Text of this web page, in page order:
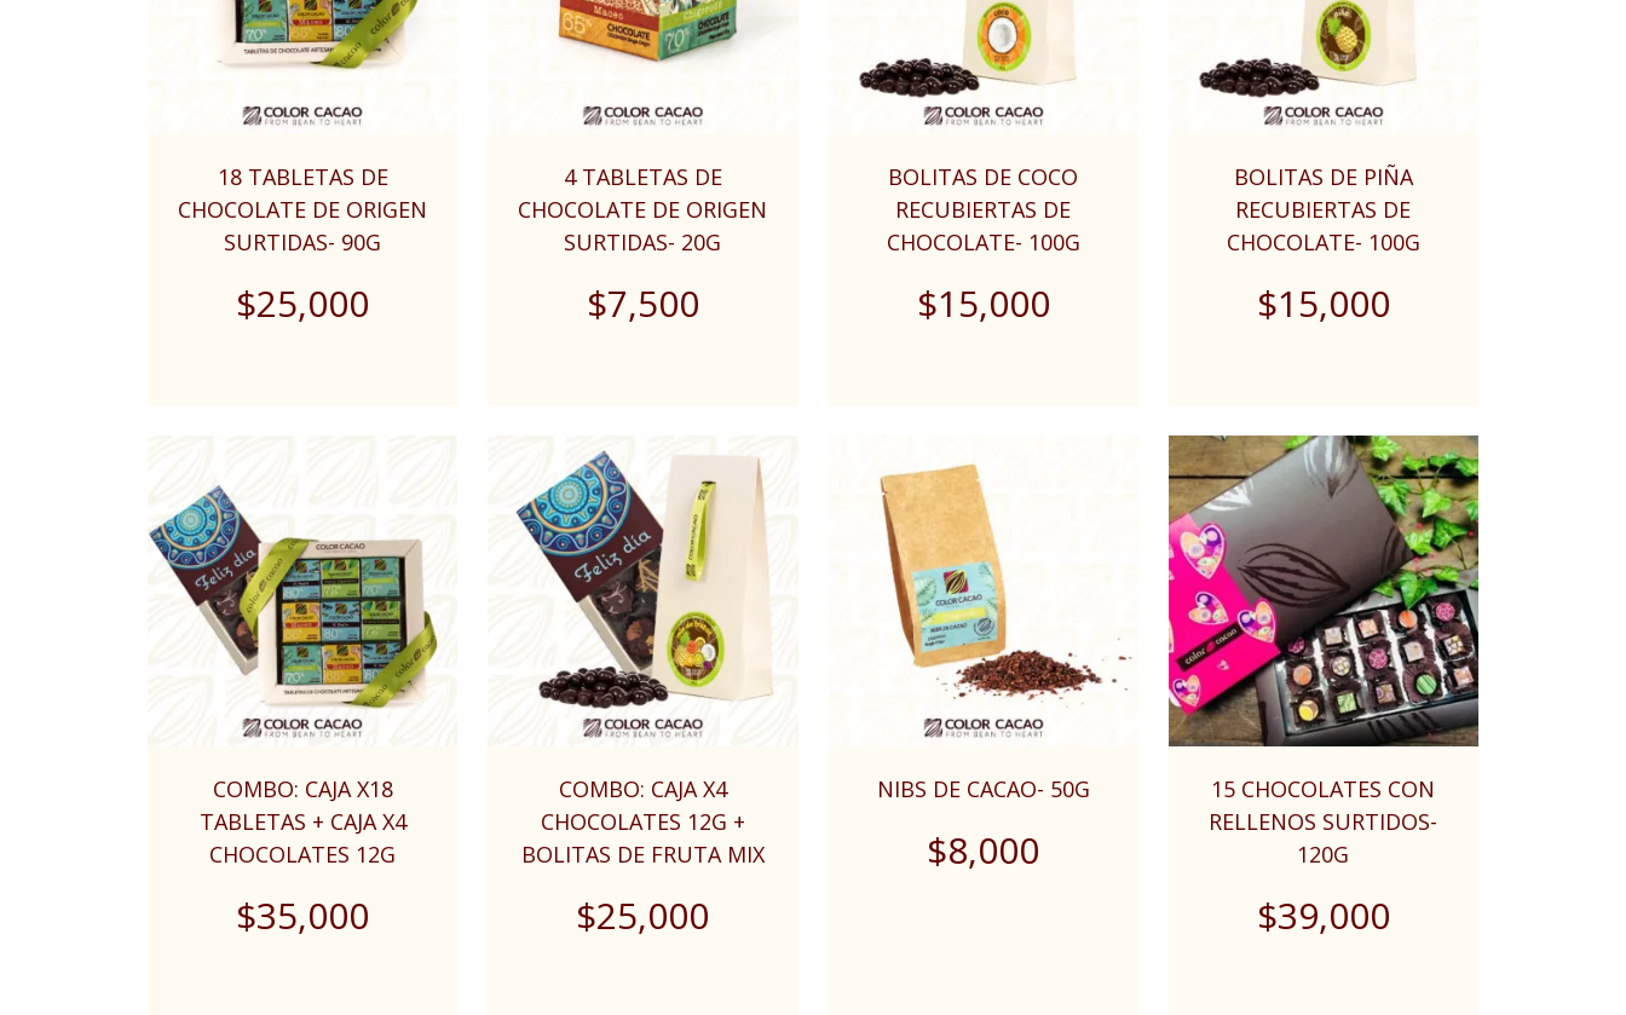
18 TABLETAS DE
CHOCOLATE DE ORIGEN
SURTIDAS- 90G
$25,000
4 TABLETAS DE
CHOCOLATE DE ORIGEN
SURTIDAS- 20G
$7,500
BOLITAS DE COCO
RECUBIERTAS DE
CHOCOLATE- 100G
$15,000
BOLITAS DE PIÑA
RECUBIERTAS DE
CHOCOLATE- 100G
$15,000
COMBO: CAJA X18
TABLETAS + CAJA X4
CHOCOLATES 12G
$35,000
COMBO: CAJA X4
CHOCOLATES 12G +
BOLITAS DE FRUTA MIX
$25,000
NIBS DE CACAO- 50G
$8,000
15 CHOCOLATES CON
RELLENOS SURTIDOS-
120G
$39,000